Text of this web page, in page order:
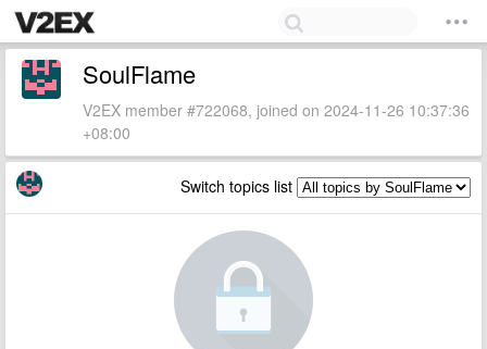
SoulFlame
V2EX member #722068, joined on 2024-11-26 10:37:36
+08:00
Switch topics list